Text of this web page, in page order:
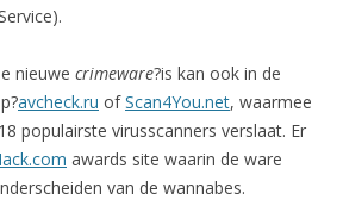
nieuwe crimeware?is kan ook in de
avcheck.ru ofScan4You.net, waarmee
populairste virusscanners verslaat. Er
awards site waarin de ware
van de wannabes.